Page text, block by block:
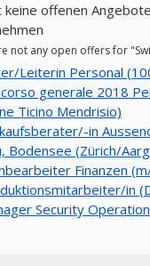
keine offenen
not any open offers for
Leiterin Personal
generale 2018
Ticino Mendrisio)
in
Bodensee (Zürich/
Finanzen
in
Security